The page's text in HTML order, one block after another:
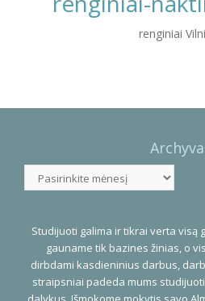
renginiai
Navigation
Studijuoti galima ir tikrai verta visą
gauname tik bazines žinias, o
dirbdami kasdieninius darbus,
straipsniai padeda mums